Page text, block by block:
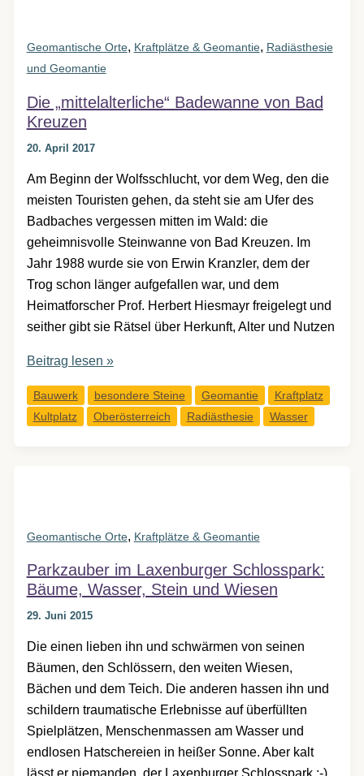
Geomantische Orte, Kraftplätze & Geomantie, Radiästhesie
und Geomantie
Die „mittelalterliche“ Badewanne von Bad
Kreuzen
20. April 2017
Am Beginn der Wolfsschlucht, vor dem Weg, den die
meisten Touristen gehen, da steht sie am Ufer des
Badbaches vergessen mitten im Wald: die
geheimnisvolle Steinwanne von Bad Kreuzen. Im
Jahr 1988 wurde sie von Erwin Kranzler, dem der
Trog schon länger aufgefallen war, und dem
Heimatforscher Prof. Herbert Hiesmayr freigelegt und
seither gibt sie Rätsel über Herkunft, Alter und Nutzen
Die
Badewanne
von
Beitrag lesen »
Bauwerk besondere Steine Geomantie
Kraftplatz
Kultplatz
Oberösterreich Radiästhesie Wasser
Geomantische Orte, Kraftplätze & Geomantie
Parkzauber im Laxenburger Schlosspark:
Bäume, Wasser, Stein und Wiesen
29. Juni 2015
Die einen lieben ihn und schwärmen von seinen
Bäumen, den Schlössern, den weiten Wiesen,
Bächen und dem Teich. Die anderen hassen ihn und
schildern traumatische Erlebnisse auf überfüllten
Spielplätzen, Menschenmassen am Wasser und
endlosen Hatschereien in heißer Sonne. Aber kalt